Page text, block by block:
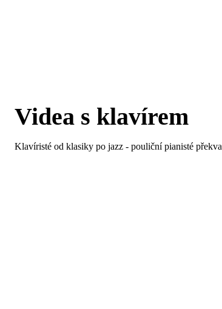
Videa s klavírem
Klavíristé od klasiky po jazz - pouliční pianisté